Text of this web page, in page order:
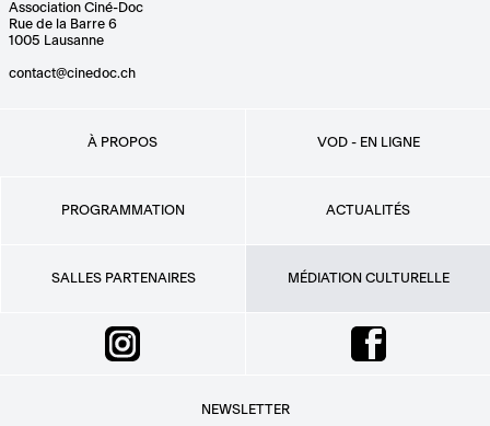
Association Ciné-Doc
Rue de la Barre 6
1005 Lausanne
contact@cinedoc.ch
À PROPOS VOD - EN LIGNE
PROGRAMMATION ACTUALITÉS
SALLES PARTENAIRES MÉDIATION CULTURELLE
NEWSLETTER